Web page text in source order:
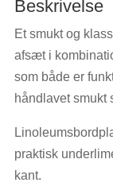
Beskrivelse
Et smukt og
afsæt i
som både er
håndlavet smukt
praktisk
kant.